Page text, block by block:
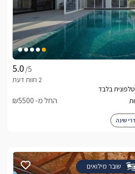
/5
החל מ- ₪5500
שובר מילואים